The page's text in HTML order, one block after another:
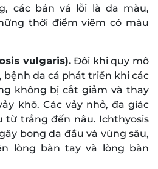
các bản vá lỗi là da màu,
thời điểm viêm có màu
vulgaris).Đôi khi quy mô
bệnh da cá phát triển khi các
không bị cắt giảm và thay
khô. Các vảy nhỏ, đa giác
từ trắng đến nâu. Ichthyosis
bong da đầu và vùng sâu,
lòng bàn tay và lòng bàn